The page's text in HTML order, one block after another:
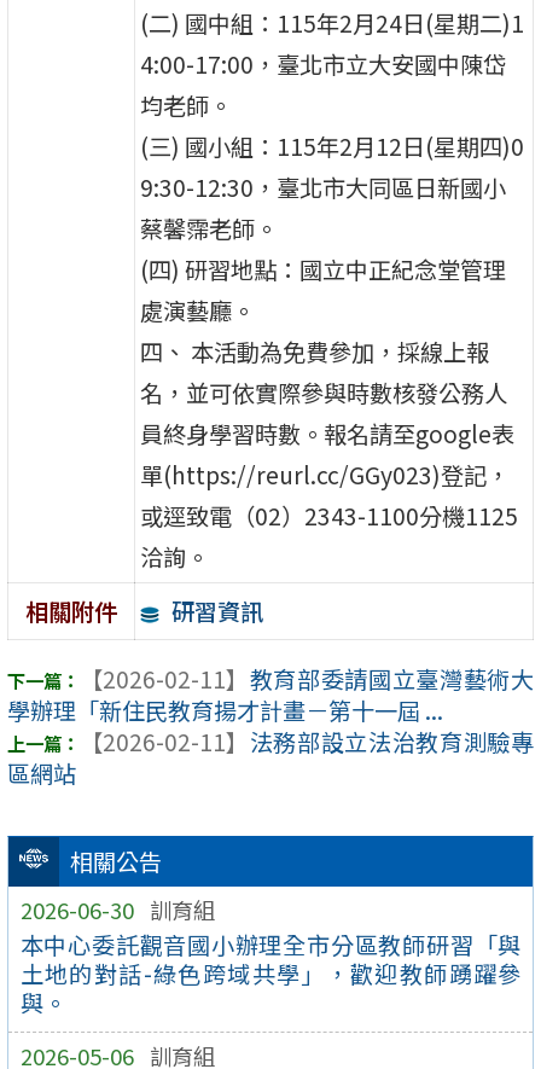
相關公告
2026-06-30 訓育組
本中心委託觀音國小辦理全市分區教師研習「與
土地的對話-綠色跨域共學」，歡迎教師踴躍參
與。
2026-05-06 訓育組
(二) 國中組：115年2月24日(星期二)1
4:00-17:00，臺北市立大安國中陳岱
均老師。
(三) 國小組：115年2月12日(星期四)0
9:30-12:30，臺北市大同區日新國小
蔡馨霈老師。
(四) 研習地點：國立中正紀念堂管理
處演藝廳。
四、 本活動為免費參加，採線上報
名，並可依實際參與時數核發公務人
員終身學習時數。報名請至google表
單(https://reurl.cc/GGy023)登記，
或逕致電（02）2343-1100分機1125
洽詢。
相關附件
研習資訊
【2026-02-11】 教育部委請國立臺灣藝術大
學辦理「新住民教育揚才計畫－第十一屆 ...
【2026-02-11】 法務部設立法治教育測驗專
區網站